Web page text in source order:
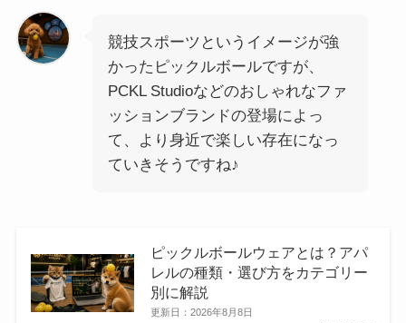
競技スポーツというイメージが強
かったピックルボールですが、
PCKL Studioなどのおしゃれなファ
ッションブランドの登場によっ
て、より身近で楽しい存在になっ
ていきそうですね♪
ピックルボールウェアとは？アパ
レルの種類・選び方をカテゴリー
別に解説
更新日： 2026年8月8日